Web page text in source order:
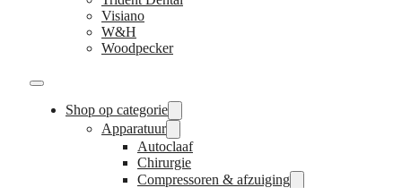
Visiano
W&H
Woodpecker
Shop op categorie
Apparatuur
Autoclaaf
Chirurgie
Compressoren & afzuiging